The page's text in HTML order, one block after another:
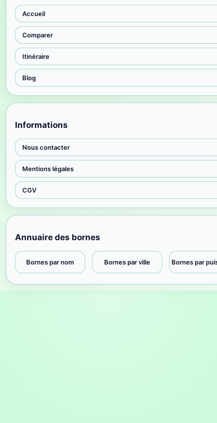
Accueil
Comparer
Itinéraire
Blog
Informations
Nous contacter
Mentions légales
CGV
Annuaire des bornes
Bornes par nom Bornes par ville Bornes par